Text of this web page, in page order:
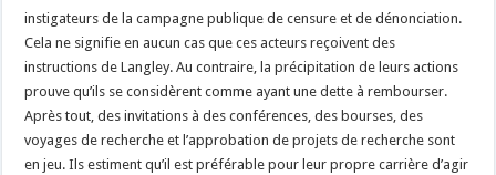
instigateurs de la campagne publique de censure et de dénonciation.
Cela ne signifie en aucun cas que ces acteurs reçoivent des
instructions de Langley. Au contraire, la précipitation de leurs actions
prouve qu’ils se considèrent comme ayant une dette à rembourser.
Après tout, des invitations à des conférences, des bourses, des
voyages de recherche et l’approbation de projets de recherche sont
en jeu. Ils estiment qu’il est préférable pour leur propre carrière d’agir